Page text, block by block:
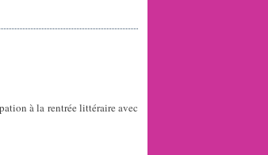
à la rentrée littéraire avec